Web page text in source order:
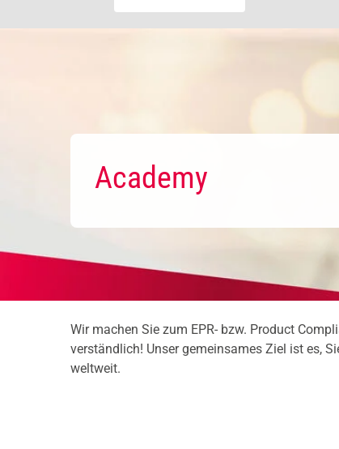
Academy
Wir machen Sie zum EPR- bzw. Product
verständlich! Unser gemeinsames Ziel ist es,
weltweit.